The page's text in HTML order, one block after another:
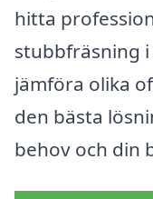
hitta
stubbfräsning
jämföra olika
den bästa
behov och din